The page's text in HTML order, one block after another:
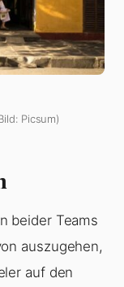
Picsum)
beider Teams
auszugehen,
auf den